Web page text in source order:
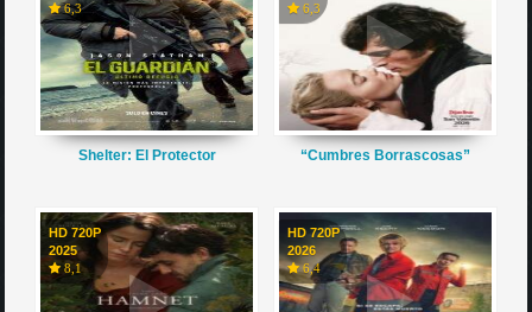
6,3
Shelter: El Protector
6,3
“Cumbres Borrascosas”
HD 720P
2025
8,1
HD 720P
2026
6,4